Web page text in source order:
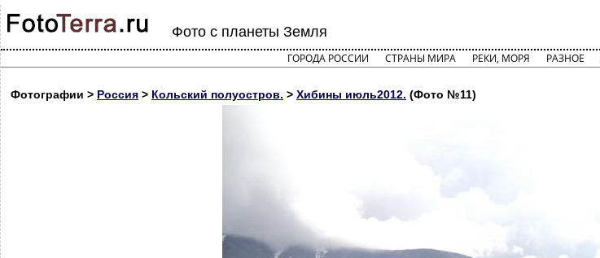
Фото с планеты Земля
ГОРОДА РОССИИ СТРАНЫ МИРА РЕКИ, МОРЯ РАЗНОЕ
Фотографии > Россия > Кольский полуостров. > Хибины июль2012. (Фото №11)